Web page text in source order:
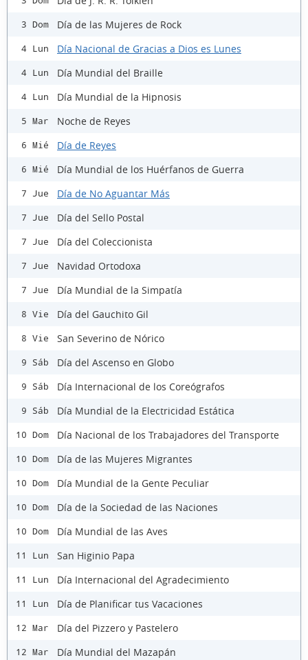
3 Dom Día de las Mujeres de Rock
4 Lun Día Nacional de Gracias a Dios es Lunes
4 Lun Día Mundial del Braille
4 Lun Día Mundial de la Hipnosis
5 Mar Noche de Reyes
6 Mié Día de Reyes
6 Mié Día Mundial de los Huérfanos de Guerra
7 Jue Día de No Aguantar Más
7 Jue Día del Sello Postal
7 Jue Día del Coleccionista
7 Jue Navidad Ortodoxa
7 Jue Día Mundial de la Simpatía
8 Vie Día del Gauchito Gil
8 Vie San Severino de Nórico
9 Sáb Día del Ascenso en Globo
9 Sáb Día Internacional de los Coreógrafos
9 Sáb Día Mundial de la Electricidad Estática
10 Dom Día Nacional de los Trabajadores del Transporte
10 Dom Día de las Mujeres Migrantes
10 Dom Día Mundial de la Gente Peculiar
10 Dom Día de la Sociedad de las Naciones
10 Dom Día Mundial de las Aves
11 Lun San Higinio Papa
11 Lun Día Internacional del Agradecimiento
11 Lun Día de Planificar tus Vacaciones
12 Mar Día del Pizzero y Pastelero
12 Mar Día Mundial del Mazapán